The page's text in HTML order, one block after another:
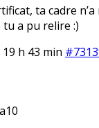
ta cadre n’a
tu a pu relire :)
19 h 43 min